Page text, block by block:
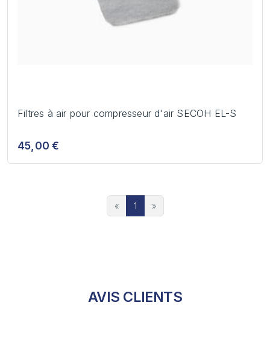
Filtres à air pour compresseur d'air SECOH EL-S
45,00 €
« 1 »
AVIS CLIENTS